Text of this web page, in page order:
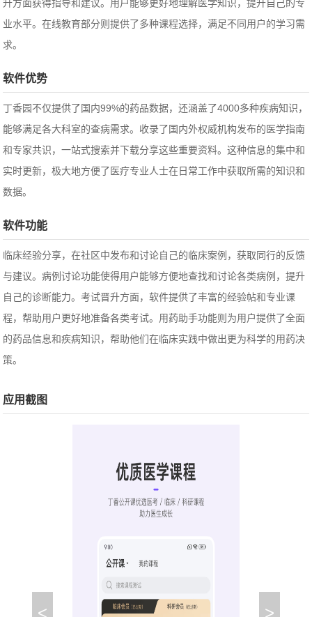
升方面获得指导和建议。用户能够更好地理解医学知识，提升自己的专
业水平。在线教育部分则提供了多种课程选择，满足不同用户的学习需
求。
软件优势
丁香园不仅提供了国内99%的药品数据，还涵盖了4000多种疾病知识，
能够满足各大科室的查病需求。收录了国内外权威机构发布的医学指南
和专家共识，一站式搜索并下载分享这些重要资料。这种信息的集中和
实时更新，极大地方便了医疗专业人士在日常工作中获取所需的知识和
数据。
软件功能
临床经验分享，在社区中发布和讨论自己的临床案例，获取同行的反馈
与建议。病例讨论功能使得用户能够方便地查找和讨论各类病例，提升
自己的诊断能力。考试晋升方面，软件提供了丰富的经验帖和专业课
程，帮助用户更好地准备各类考试。用药助手功能则为用户提供了全面
的药品信息和疾病知识，帮助他们在临床实践中做出更为科学的用药决
策。
应用截图
< >